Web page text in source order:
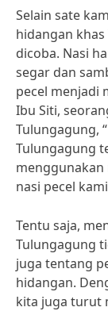
Selain sate
hidangan
dicoba. Nasi
segar dan
pecel menjadi
Ibu Siti,
Tulungagung,
Tulungagung
nasi pecel
Tentu saja,
Tulungagung
juga tentang
hidangan.
kita juga turut